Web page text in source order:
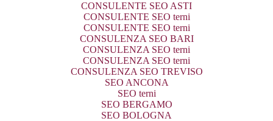
CONSULENTE SEO ASTI
CONSULENTE SEO terni
CONSULENTE SEO terni
CONSULENZA SEO BARI
CONSULENZA SEO terni
CONSULENZA SEO terni
CONSULENZA SEO TREVISO
SEO ANCONA
SEO terni
SEO BERGAMO
SEO BOLOGNA